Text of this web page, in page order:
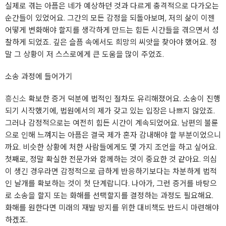
실제로 겪는 아픔은 네가 예상하던 것과 다르게 충격적으로 다가오는
순간들이 있었어요. 그간의 모든 감정을 되돌아보며, 저의 삶이 이젠
어떻게 변화해야 할지를 생각하게 만드는 힘든 시간들을 겪으면서 성
찰하게 되었죠. 깊은 슬픔 속에서도 희망의 씨앗을 찾아야 했어요. 정
말 그 상황이 저 스스로에게 큰 도움을 많이 주었죠.
소송 과정에 들어가기
흥신소 확보한 증거 덕분에 법적인 절차도 유리해졌어요. 소송이 진행
되기 시작했기에, 법원에서의 제가 갖고 있는 입장은 나쁘지 않았죠.
그러나 감정적으로는 여전히 힘든 시간이 계속되었어요. 남편의 불륜
으로 인해 느껴지는 아픔은 결국 제가 혼자 감내해야 할 부분이었으니
까요. 비슷한 상황에 처한 사람들에게도 몇 가지 조언을 하고 싶어요.
첫째로, 정말 확실한 전문가와 함께하는 것이 중요한 것 같아요. 의심
이 생긴 경우라면 감정적으로 급하게 반응하기보다는 차분하게 법적
인 날개를 확보하는 것이 첫 단계랍니다. 나아가, 그런 증거를 바탕으
로 소송을 할지 또는 화해를 선택할지를 결정하는 과정도 필요해요.
화해를 원한다면 미래의 재발 방지를 위한 대비책도 반드시 마련해야
하겠죠.